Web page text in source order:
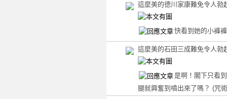
這麼美的德川家康難免令人勃
快看到她的小褲
這麼美的石田三成難免令人勃
是啊！閣下只看
腿就興奮到噴出來了嗎？ (咒